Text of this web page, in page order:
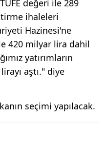
değeri ile 289
ihaleleri
Hazinesi'ne
420 milyar lira dahil
yatırımların
aştı." diye
seçimi yapılacak.